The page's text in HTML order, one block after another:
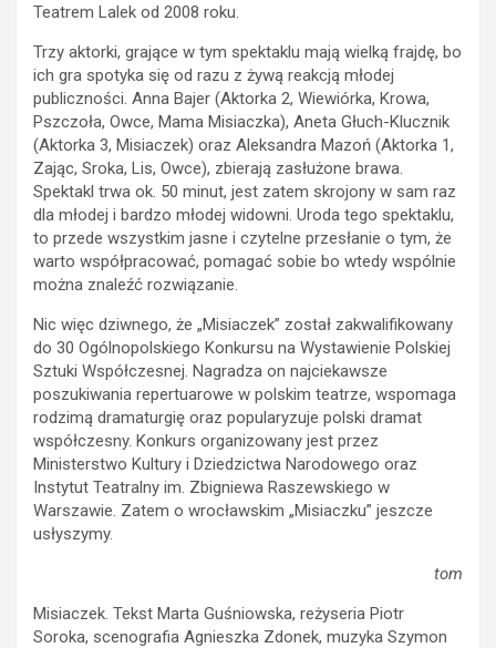
Teatrem Lalek od 2008 roku.
Trzy aktorki, grające w tym spektaklu mają wielką frajdę, bo
ich gra spotyka się od razu z żywą reakcją młodej
publiczności. Anna Bajer (Aktorka 2, Wiewiórka, Krowa,
Pszczoła, Owce, Mama Misiaczka), Aneta Głuch-Klucznik
(Aktorka 3, Misiaczek) oraz Aleksandra Mazoń (Aktorka 1,
Zając, Sroka, Lis, Owce), zbierają zasłużone brawa.
Spektakl trwa ok. 50 minut, jest zatem skrojony w sam raz
dla młodej i bardzo młodej widowni. Uroda tego spektaklu,
to przede wszystkim jasne i czytelne przesłanie o tym, że
warto współpracować, pomagać sobie bo wtedy wspólnie
można znaleźć rozwiązanie.
Nic więc dziwnego, że „Misiaczek” został zakwalifikowany
do 30 Ogólnopolskiego Konkursu na Wystawienie Polskiej
Sztuki Współczesnej. Nagradza on najciekawsze
poszukiwania repertuarowe w polskim teatrze, wspomaga
rodzimą dramaturgię oraz popularyzuje polski dramat
współczesny. Konkurs organizowany jest przez
Ministerstwo Kultury i Dziedzictwa Narodowego oraz
Instytut Teatralny im. Zbigniewa Raszewskiego w
Warszawie. Zatem o wrocławskim „Misiaczku” jeszcze
usłyszymy.
tom
Misiaczek. Tekst Marta Guśniowska, reżyseria Piotr
Soroka, scenografia Agnieszka Zdonek, muzyka Szymon